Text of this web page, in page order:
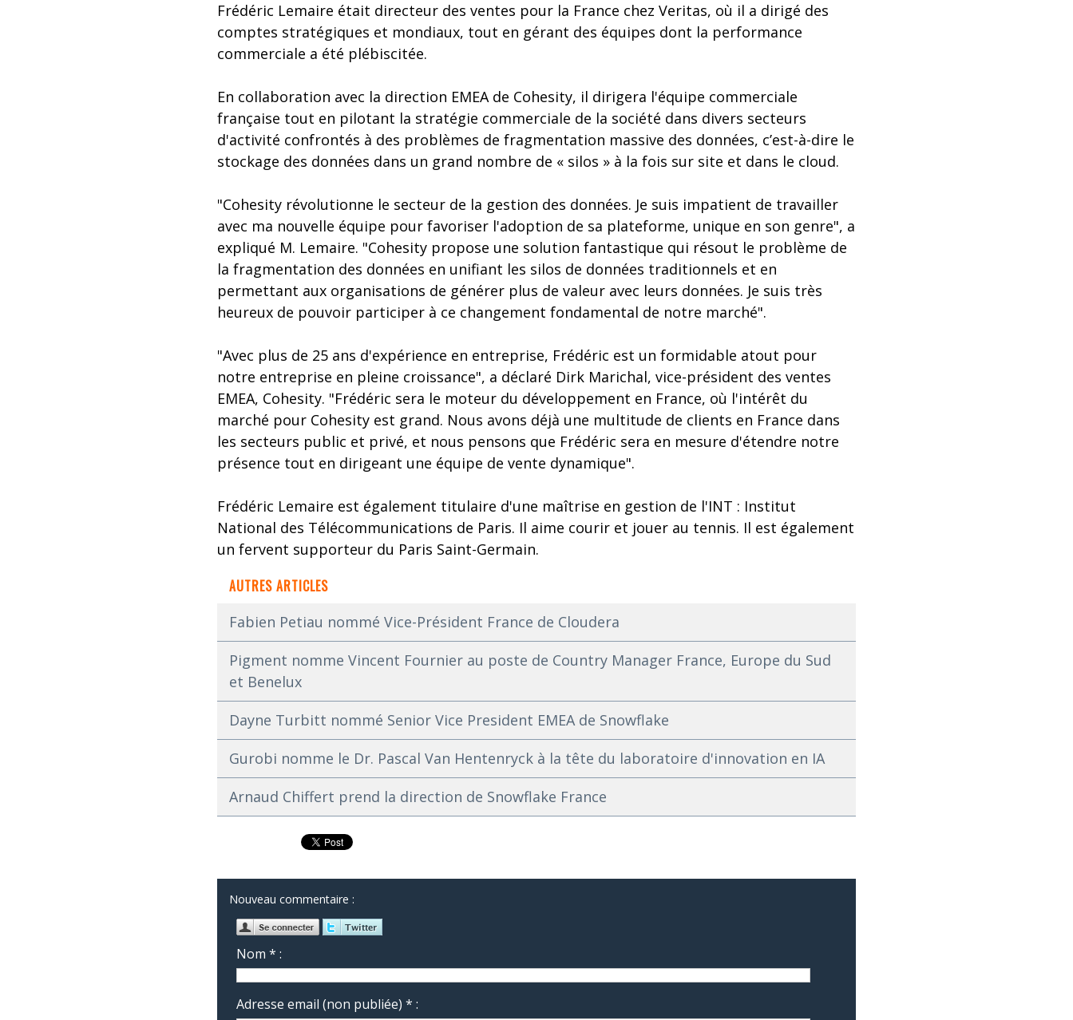
Frédéric Lemaire était directeur des ventes pour la France chez Veritas, où il a dirigé des
comptes stratégiques et mondiaux, tout en gérant des équipes dont la performance
commerciale a été plébiscitée.
En collaboration avec la direction EMEA de Cohesity, il dirigera l'équipe commerciale
française tout en pilotant la stratégie commerciale de la société dans divers secteurs
d'activité confrontés à des problèmes de fragmentation massive des données, c’est-à-dire le
stockage des données dans un grand nombre de « silos » à la fois sur site et dans le cloud.
"Cohesity révolutionne le secteur de la gestion des données. Je suis impatient de travailler
avec ma nouvelle équipe pour favoriser l'adoption de sa plateforme, unique en son genre", a
expliqué M. Lemaire. "Cohesity propose une solution fantastique qui résout le problème de
la fragmentation des données en unifiant les silos de données traditionnels et en
permettant aux organisations de générer plus de valeur avec leurs données. Je suis très
heureux de pouvoir participer à ce changement fondamental de notre marché".
"Avec plus de 25 ans d'expérience en entreprise, Frédéric est un formidable atout pour
notre entreprise en pleine croissance", a déclaré Dirk Marichal, vice-président des ventes
EMEA, Cohesity. "Frédéric sera le moteur du développement en France, où l'intérêt du
marché pour Cohesity est grand. Nous avons déjà une multitude de clients en France dans
les secteurs public et privé, et nous pensons que Frédéric sera en mesure d'étendre notre
présence tout en dirigeant une équipe de vente dynamique".
Frédéric Lemaire est également titulaire d'une maîtrise en gestion de l'INT : Institut
National des Télécommunications de Paris. Il aime courir et jouer au tennis. Il est également
un fervent supporteur du Paris Saint-Germain.
AUTRES ARTICLES
Fabien Petiau nommé Vice-Président France de Cloudera
Pigment nomme Vincent Fournier au poste de Country Manager France, Europe du Sud
et Benelux
Dayne Turbitt nommé Senior Vice President EMEA de Snowflake
Gurobi nomme le Dr. Pascal Van Hentenryck à la tête du laboratoire d'innovation en IA
Arnaud Chiffert prend la direction de Snowflake France
Nouveau commentaire :
Nom * :
Adresse email (non publiée) * :